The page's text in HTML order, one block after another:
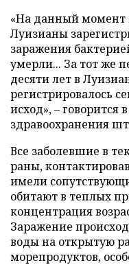
«На данный момент
Луизианы
заражения
умерли... За тот же
десяти лет в
регистрировалось
исход», – говорится
здравоохранения
Все заболевшие в
раны,
имели
обитают в теплых
концентрация
Заражение
воды на открытую
морепродуктов,